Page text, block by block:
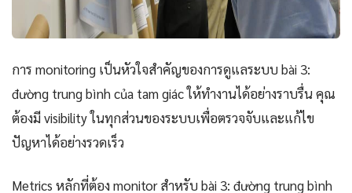
การ monitoring เป็นหัวใจสำคัญของการดูแลระบบ bài 3:
đường trung bình của tam giác ให้ทำงานได้อย่างราบรื่น คุณ
ต้องมี visibility ในทุกส่วนของระบบเพื่อตรวจจับและแก้ไข
ปัญหาได้อย่างรวดเร็ว
Metrics หลักที่ต้อง monitor สำหรับ bài 3: đường trung bình